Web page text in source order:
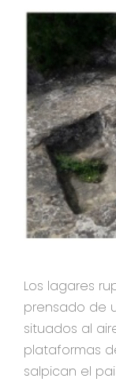
Los lagares
prensado de
situados al
plataformas
salpican el